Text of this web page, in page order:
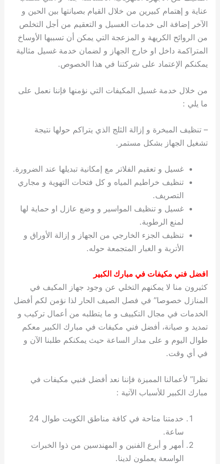
عناية و إهتمام كبيرين من خلال القيام بصيانتها بين الحين و
الآخر إضافة الى خدمات الغسيل و التعقيم من أجل التخلص
من الروائح الكريهة و المزعجة التي يمكن أن تسببها الأوساخ
المتراكمة داخل او خارج الجهاز و لضمان خدمة غسيل مثالية
يمكنكم الإعتماد على شركتنا في هذا الخصوص.
من خلال خدمة غسيل المكيفات التي نؤمنها فإننا نعمل على
ما يلي :
– تنظيف المبخرة و إزالة الثلج الذي يتراكم حولها نتيجة
تشغيل الجهاز بشكل مستمر.
غسيل و تعقيم الفلاتر مع إمكانية تبديلها عند الضرورة.
تنظيف خراطيم المياه و كل فتحات التهوية و مجاري
التصريف.
غسيل و تنظيف المواسير و وضع عازل او حماية لها
لمنع الرطوبة.
تنظيف الجزء الخارجي من الجهاز و إزالة الأوراق و
الأتربة و الغبار المتجمعة حوله.
افضل فني مكيفات في مبارك الكبير
كثيرون منا لا يمكنهم التخلي عن وجود جهاز المكيف في
المنازل خصوصا” في فصل الصيف الحار لذا نؤمن لكم أفضل
الخدمات في مجال التكييف و ما يتطلبه من أعمال تركيب و
تمديد و صيانة، أفضل فني مكيفات في مبارك الكبير معكم
طوال اليوم و على مدار الساعة حيث يمكنكم طلبنا الآن و
في أي وقت.
نظرا” لأعمالنا المميزة فإننا نعد أفضل فنيي مكيفات في
مبارك الكبير للأسباب الآتية :
خدمتنا متاحة في كافة مناطق الكويت طوال 24
ساعة.
أمهر و أبرع الفنين و المهندسين من ذوا الخبرات
الواسعة يعملون لدينا.